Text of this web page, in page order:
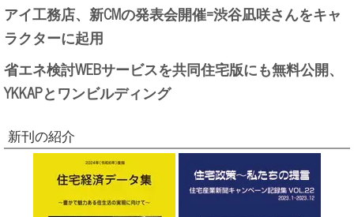
アイ工務店、新CMの発表会開催=渋谷凪咲さんをキャ
ラクターに起用
省エネ検討WEBサービスを共同住宅版にも無料公開、
YKKAPとワンビルディング
新刊の紹介